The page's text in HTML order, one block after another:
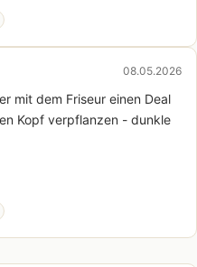
08.05.2026
mit dem Friseur einen Deal
Kopf verpflanzen - dunkle